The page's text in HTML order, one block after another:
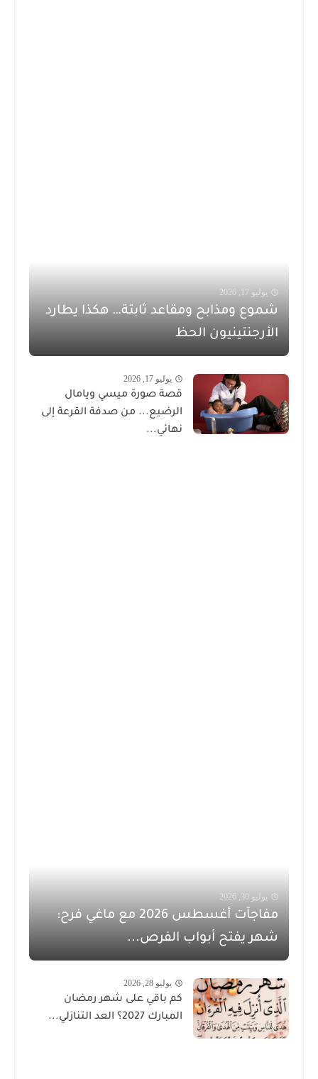
يوليو 17, 2026
شموع ومذابح ومقاعد ثابتة… هكذا يطارد
الأرجنتينيون الحظ
يوليو 17, 2026
قصة صورة ميسي ويامال
الرضيع... من صدفة القرعة إلى
نهائي...
يوليو 30, 2026
مفاجآت أغسطس 2026 مع ماغي فرح:
شهر يفتح أبواب الفرص...
يوليو 28, 2026
كم باقي على شهر رمضان
المبارك 2027؟ العد التنازلي...